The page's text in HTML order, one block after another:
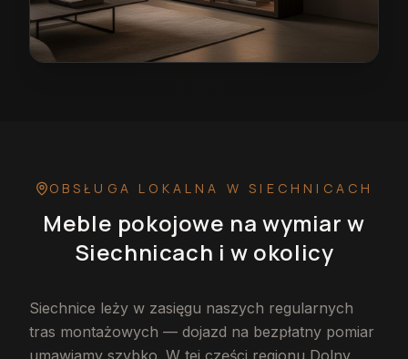
OBSŁUGA LOKALNA W SIECHNICACH
Meble pokojowe na wymiar w
Siechnicach i w okolicy
Siechnice leży w zasięgu naszych regularnych
tras montażowych — dojazd na bezpłatny pomiar
umawiamy szybko. W tej części regionu Dolny